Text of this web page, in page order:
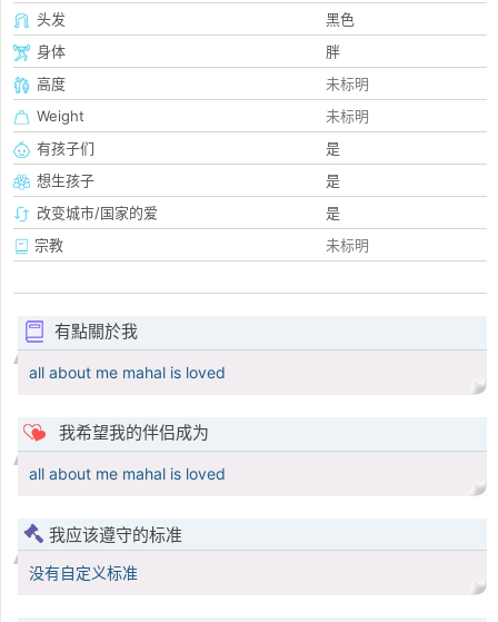
头发
黑色
身体
胖
高度
未标明
Weight
未标明
有孩子们
是
想生孩子
是
改变城市/国家的爱
是
宗教
未标明
有點關於我
all about me mahal is loved
我希望我的伴侣成为
all about me mahal is loved
我应该遵守的标准
没有自定义标准